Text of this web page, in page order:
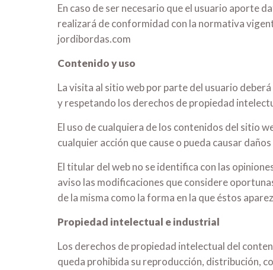
En caso de ser necesario que el usuario aporte
realizará de conformidad con la normativa
jordibordas.com
Contenido y uso
La visita al sitio web por parte del usuario
y respetando los derechos de propiedad
El uso de cualquiera de los contenidos del sitio
cualquier acción que cause o pueda causar
El titular del web no se identifica con las
aviso las modificaciones que considere
de la misma como la forma en la que éstos
Propiedad intelectual e industrial
Los derechos de propiedad intelectual del
queda prohibida su reproducción, distribución,